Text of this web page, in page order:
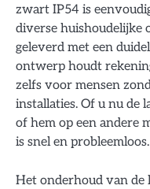
zwart IP54 is
diverse huishoudelijke
geleverd met een
ontwerp houdt
zelfs voor mensen
installaties. Of u nu de
of hem op een andere
is snel en probleemloos.
Het onderhoud van de